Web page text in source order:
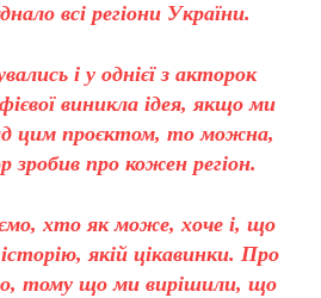
всі регіони України.
і у однієї з акторок
виникла ідея, якщо ми
цим проєктом, то можна,
про кожен регіон.
хто як може, хоче і, що
якій цікавинки. Про
тому що ми вирішили, що